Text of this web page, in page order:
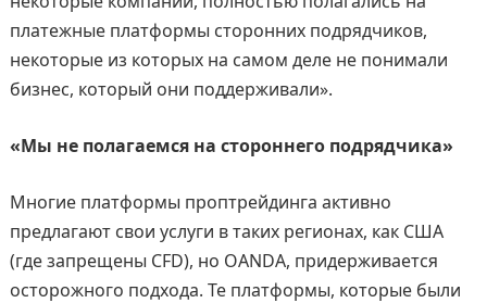
платежные платформы сторонних подрядчиков,
некоторые из которых на самом деле не понимали
бизнес, который они поддерживали».
«Мы не полагаемся на стороннего подрядчика»
Многие платформы проптрейдинга активно
предлагают свои услуги в таких регионах, как США
(где запрещены CFD), но OANDA, придерживается
осторожного подхода. Те платформы, которые были